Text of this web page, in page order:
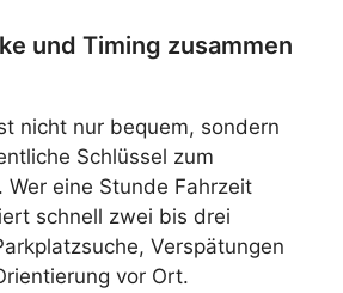
und Timing zusammen
nicht nur bequem, sondern
Schlüssel zum
Wer eine Stunde Fahrzeit
schnell zwei bis drei
Verspätungen
vor Ort.